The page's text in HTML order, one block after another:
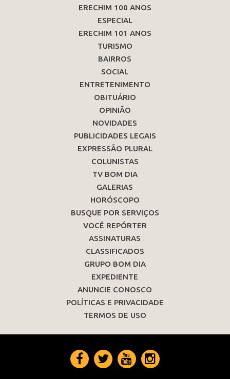
ERECHIM 100 ANOS
ESPECIAL
ERECHIM 101 ANOS
TURISMO
BAIRROS
SOCIAL
ENTRETENIMENTO
OBITUÁRIO
OPINIÃO
NOVIDADES
PUBLICIDADES LEGAIS
EXPRESSÃO PLURAL
COLUNISTAS
TV BOM DIA
GALERIAS
HORÓSCOPO
BUSQUE POR SERVIÇOS
VOCÊ REPÓRTER
ASSINATURAS
CLASSIFICADOS
GRUPO BOM DIA
EXPEDIENTE
ANUNCIE CONOSCO
POLÍTICAS E PRIVACIDADE
TERMOS DE USO